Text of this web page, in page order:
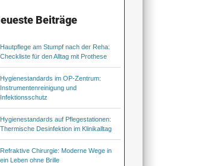
Beiträge
Hautpflege am Stumpf nach der Reha:
Checkliste für den Alltag mit Prothese
Hygienestandards im OP-Zentrum:
Instrumentenreinigung und
Infektionsschutz
Hygienestandards auf Pflegestationen:
Thermische Desinfektion im Klinikalltag
Refraktive Chirurgie: Moderne Wege in
ein Leben ohne Brille